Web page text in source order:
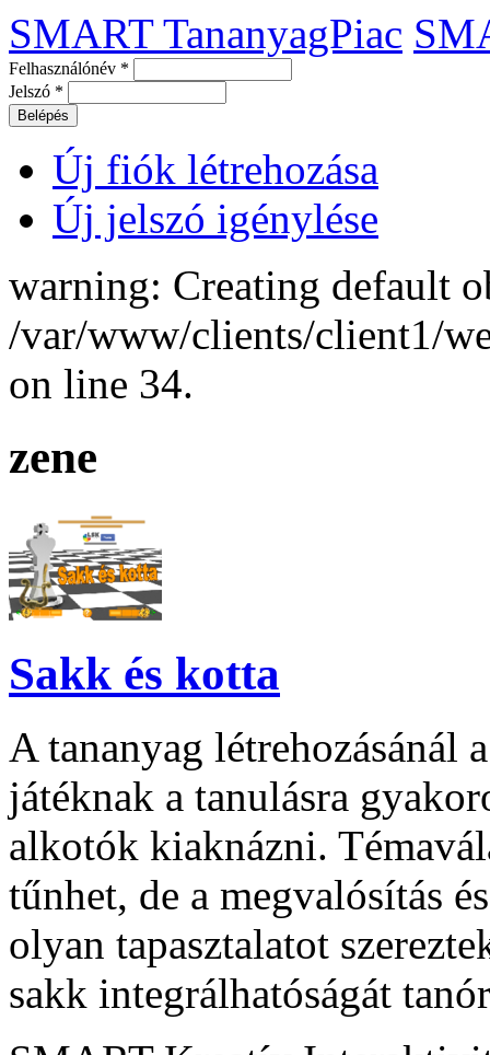
SMART TananyagPiac
Felhasználónév *
Jelszó *
Új fiók létrehozása
Új jelszó igénylése
warning: Creating default
/var/www/clients/client1/
on line 34.
zene
Sakk és kotta
A tananyag létrehozásánál
játéknak a tanulásra
alkotók kiaknázni.
tűnhet, de a megvalósítás
olyan tapasztalatot
sakk integrálhatóságát